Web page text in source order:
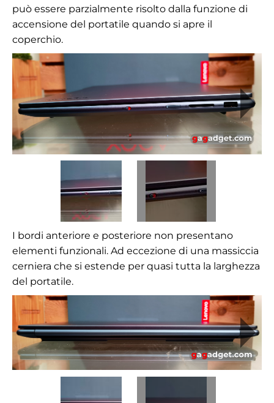
può essere parzialmente risolto dalla funzione di
accensione del portatile quando si apre il
coperchio.
I bordi anteriore e posteriore non presentano
elementi funzionali. Ad eccezione di una massiccia
cerniera che si estende per quasi tutta la larghezza
del portatile.